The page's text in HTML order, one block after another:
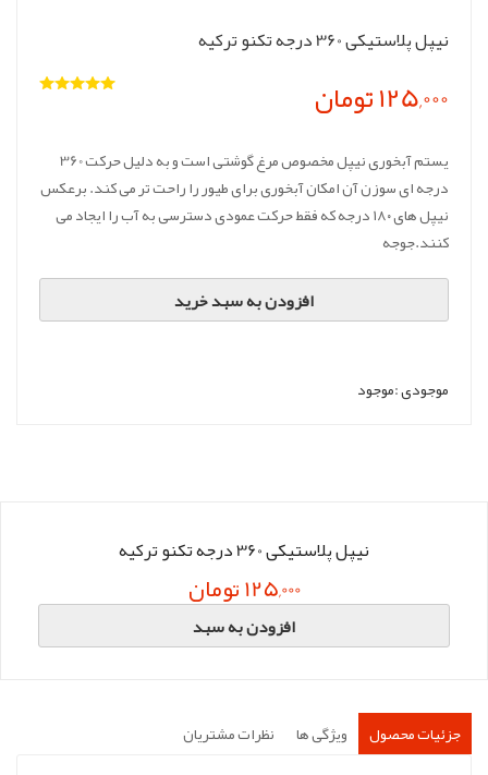
نیپل پلاستیکی 360 درجه تکنو ترکیه
125,000 تومان
یستم آبخوری نیپل مخصوص مرغ گوشتی است و به دلیل حرکت 360
درجه ای سوزن آن امکان آبخوری برای طیور را راحت تر می کند. برعکس
نیپل های ۱۸۰ درجه که فقط حرکت عمودی دسترسی به آب را ایجاد می
کنند.جوجه
افزودن به سبد خرید
موجودی :موجود
نیپل پلاستیکی 360 درجه تکنو ترکیه
125,000 تومان
افزودن به سبد
جزئیات محصول ویژگی ها نظرات مشتریان